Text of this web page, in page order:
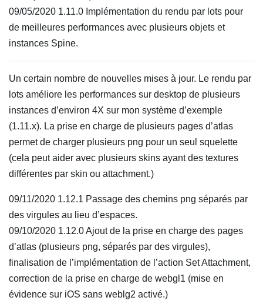
09/05/2020 1.11.0 Implémentation du rendu par lots pour
de meilleures performances avec plusieurs objets et
instances Spine.
Un certain nombre de nouvelles mises à jour. Le rendu par
lots améliore les performances sur desktop de plusieurs
instances d’environ 4X sur mon système d’exemple
(1.11.x). La prise en charge de plusieurs pages d’atlas
permet de charger plusieurs png pour un seul squelette
(cela peut aider avec plusieurs skins ayant des textures
différentes par skin ou attachment.)
09/11/2020 1.12.1 Passage des chemins png séparés par
des virgules au lieu d’espaces.
09/10/2020 1.12.0 Ajout de la prise en charge des pages
d’atlas (plusieurs png, séparés par des virgules),
finalisation de l’implémentation de l’action Set Attachment,
correction de la prise en charge de webgl1 (mise en
évidence sur iOS sans weblg2 activé.)